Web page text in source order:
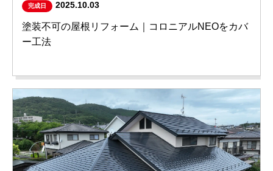
完成日 2025.10.03
塗装不可の屋根リフォーム｜コロニアルNEOをカバ
ー工法